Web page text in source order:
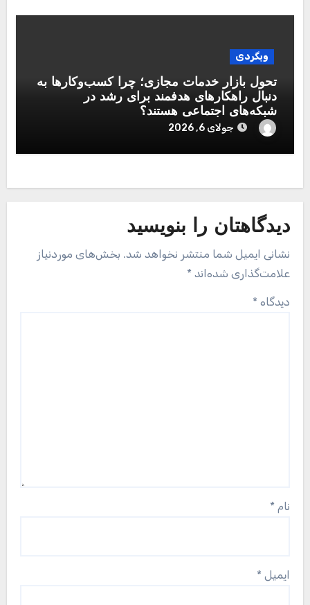
وبگردی
تحول بازار خدمات مجازی؛ چرا کسب‌وکارها به
دنبال راهکارهای هدفمند برای رشد در
شبکه‌های اجتماعی هستند؟
جولای 6, 2026
دیدگاهتان را بنویسید
نشانی ایمیل شما منتشر نخواهد شد. بخش‌های موردنیاز
علامت‌گذاری شده‌اند *
دیدگاه *
نام *
ایمیل *